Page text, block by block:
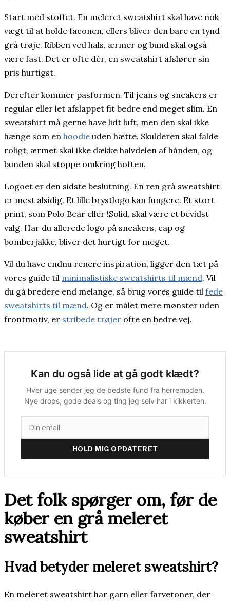
Start med stoffet. En meleret sweatshirt skal have nok
vægt til at holde faconen, ellers bliver den bare en tynd
grå trøje. Ribben ved hals, ærmer og bund skal også
være fast. Det er ofte dér, en sweatshirt afslører sin
pris hurtigst.
Derefter kommer pasformen. Til jeans og sneakers er
regular eller let afslappet fit bedre end meget slim. En
sweatshirt må gerne have lidt luft, men den skal ikke
hænge som en hoodie uden hætte. Skulderen skal falde
roligt, ærmet skal ikke dække halvdelen af hånden, og
bunden skal stoppe omkring hoften.
Logoet er den sidste beslutning. En ren grå sweatshirt
er mest alsidig. Et lille brystlogo kan fungere. Et stort
print, som Polo Bear eller !Solid, skal være et bevidst
valg. Har du allerede logo på sneakers, cap og
bomberjakke, bliver det hurtigt for meget.
Vil du have endnu renere inspiration, ligger den tæt på
vores guide til minimalistiske sweatshirts til mænd. Vil
du gå bredere end melange, så brug vores guide til fede
sweatshirts til mænd. Og er målet mere mønster uden
frontmotiv, er stribede trøjer ofte en bedre vej.
Kan du også lide at gå godt klædt?
Hver uge sender jeg de bedste fund fra herremoden.
Nye drops, gode deals og ting jeg selv har i kikkerten.
HOLD MIG OPDATERET
Det folk spørger om, før de
køber en grå meleret
sweatshirt
Hvad betyder meleret sweatshirt?
En meleret sweatshirt har garn eller farvetoner, der